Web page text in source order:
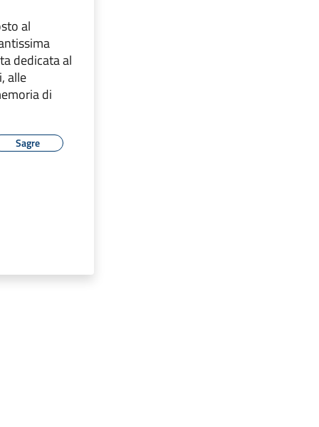
al
dedicata al
alle
di
Sagre